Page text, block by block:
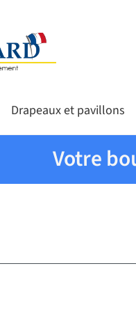
Drapeaux et pavillons
Votre